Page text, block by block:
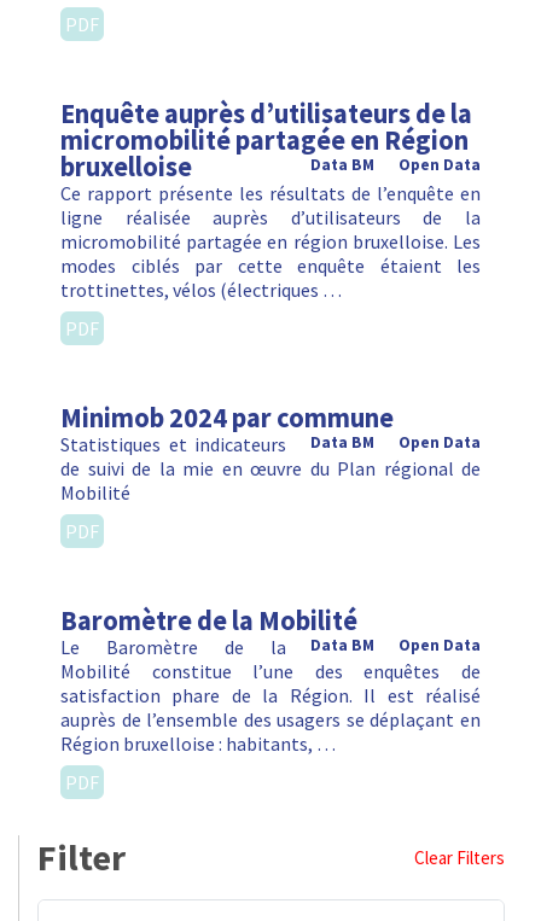
PDF
Enquête auprès d’utilisateurs de la
micromobilité partagée en Région
bruxelloise Open Data
Data BM
Ce rapport présente les résultats de l’enquête en
ligne réalisée auprès d’utilisateurs de la
micromobilité partagée en région bruxelloise. Les
modes ciblés par cette enquête étaient les
trottinettes, vélos (électriques …
PDF
Minimob 2024 par commune
Open Data
Data BM
Statistiques et indicateurs
de suivi de la mie en œuvre du Plan régional de
Mobilité
PDF
Baromètre de la Mobilité
Open Data
Data BM
Le Baromètre de la
Mobilité constitue l’une des enquêtes de
satisfaction phare de la Région. Il est réalisé
auprès de l’ensemble des usagers se déplaçant en
Région bruxelloise : habitants, …
PDF
Filter Clear Filters